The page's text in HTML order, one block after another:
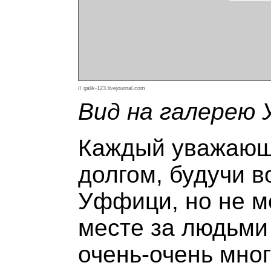
// galik-123.livejournal.com
Вид на галерею
Каждый
долгом, будучи
Уффици, но не
месте за людьми
очень-очень